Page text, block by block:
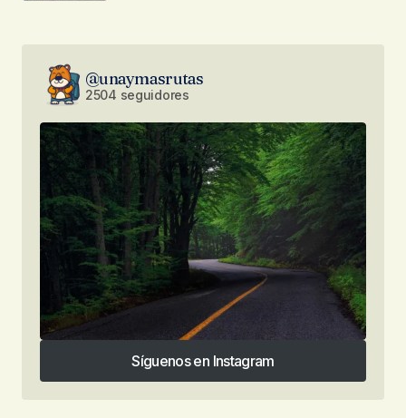
@unaymasrutas
2504 seguidores
Síguenos en Instagram
Síguenos en Instagram